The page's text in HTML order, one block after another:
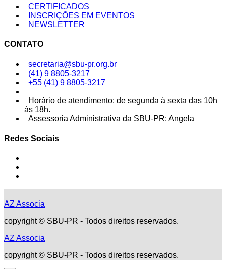
CERTIFICADOS
INSCRIÇÕES EM EVENTOS
NEWSLETTER
CONTATO
secretaria@sbu-pr.org.br
(41) 9 8805-3217
+55 (41) 9 8805-3217
Horário de atendimento: de segunda à sexta das 10h
às 18h.
Assessoria Administrativa da SBU-PR: Angela
Redes Sociais
AZ Associa
copyright © SBU-PR - Todos direitos reservados.
AZ Associa
copyright © SBU-PR - Todos direitos reservados.